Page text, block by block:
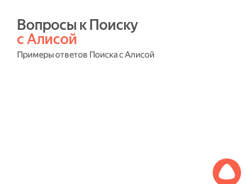
с Алисой
Примеры ответов Поиска с Алисой